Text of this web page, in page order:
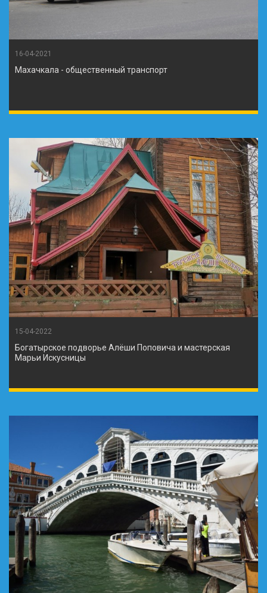
16-04-2021
Махачкала - общественный транспорт
15-04-2022
Богатырское подворье Алёши Поповича и мастерская
Марьи Искусницы